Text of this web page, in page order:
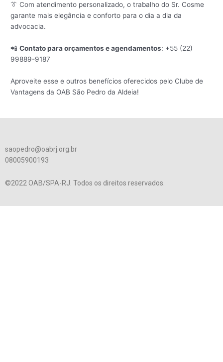
👔 Com atendimento personalizado, o trabalho do Sr. Cosme
garante mais elegância e conforto para o dia a dia da
advocacia.
📲Contato para orçamentos e agendamentos: +55 (22)
99889-9187
Aproveite esse e outros benefícios oferecidos pelo Clube de
Vantagens da OAB São Pedro da Aldeia!
saopedro@oabrj.org.br
08005900193
©2022 OAB/SPA-RJ. Todos os direitos reservados.